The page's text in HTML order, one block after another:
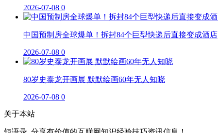
2026-07-08 0
中国预制房全球爆单！拆封84个巨型快递后直接变成酒店
2026-07-08 0
80岁史泰龙开画展 默默绘画60年无人知晓
2026-07-08 0
关于本站